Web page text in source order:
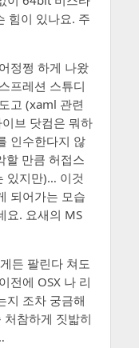
힘이 있나요. 주
정쩡 하게 나왔
프레션 스튜디
고 (xaml 관련
브 닷컴은 뭐하
인수한다지 않
할 만큼 허접스
있지만)… 이것
되어가는 모습
요. 요새의 MS
든 팔린다 쳐도
전에 OSX 나 리
지 조차 궁금해
참하게 짓밟히